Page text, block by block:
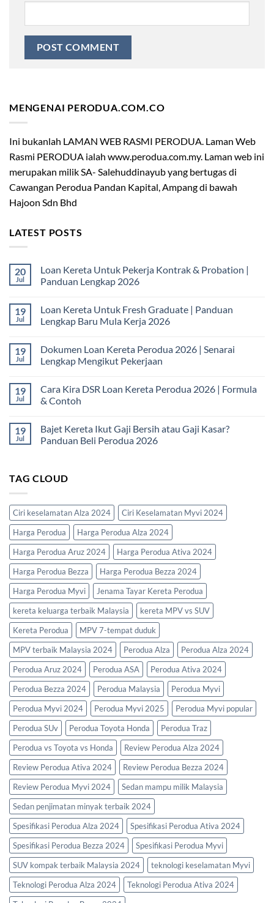
MENGENAI PERODUA.COM.CO
Ini bukanlah LAMAN WEB RASMI PERODUA. Laman Web
Rasmi PERODUA ialah www.perodua.com.my. Laman web ini
merupakan milik SA- Salehuddinayub yang bertugas di
Cawangan Perodua Pandan Kapital, Ampang di bawah
Hajoon Sdn Bhd
LATEST POSTS
20
Jul
Loan Kereta Untuk Pekerja Kontrak & Probation |
Panduan Lengkap 2026
on
Loan
Kereta
Kontrak
&
Probation
Lengkap
2026
19
Jul
Loan Kereta Untuk Fresh Graduate | Panduan
Lengkap Baru Mula Kerja 2026
on
Loan
Kereta
Graduate
Panduan
Mula
Kerja
2026
19
Jul
Dokumen Loan Kereta Perodua 2026 | Senarai
Lengkap Mengikut Pekerjaan
on
Dokumen
Loan
2026
Senarai
19
Jul
Cara Kira DSR Loan Kereta Perodua 2026 | Formula
& Contoh
on
Cara
Kira
Perodua
2026
Contoh
19
Jul
Bajet Kereta Ikut Gaji Bersih atau Gaji Kasar?
Panduan Beli Perodua 2026
Bajet
Kereta
Bersih
atau
Gaji
Kasar?
Panduan
Beli
Perodua
2026
TAG CLOUD
Ciri keselamatan Alza 2024
Ciri Keselamatan Myvi 2024
Harga Perodua
Harga Perodua Alza 2024
Harga Perodua Aruz 2024
Harga Perodua Ativa 2024
Harga Perodua Bezza
Harga Perodua Bezza 2024
Harga Perodua Myvi
Jenama Tayar Kereta Perodua
kereta keluarga terbaik Malaysia
kereta MPV vs SUV
Kereta Perodua
MPV 7-tempat duduk
MPV terbaik Malaysia 2024
Perodua Alza
Perodua Alza 2024
Perodua Aruz 2024
Perodua ASA
Perodua Ativa 2024
Perodua Bezza 2024
Perodua Malaysia
Perodua Myvi
Perodua Myvi 2024
Perodua Myvi 2025
Perodua Myvi popular
Perodua SUv
Perodua Toyota Honda
Perodua Traz
Perodua vs Toyota vs Honda
Review Perodua Alza 2024
Review Perodua Ativa 2024
Review Perodua Bezza 2024
Review Perodua Myvi 2024
Sedan mampu milik Malaysia
Sedan penjimatan minyak terbaik 2024
Spesifikasi Perodua Alza 2024
Spesifikasi Perodua Ativa 2024
Spesifikasi Perodua Bezza 2024
Spesifikasi Perodua Myvi
SUV kompak terbaik Malaysia 2024
teknologi keselamatan Myvi
Teknologi Perodua Alza 2024
Teknologi Perodua Ativa 2024